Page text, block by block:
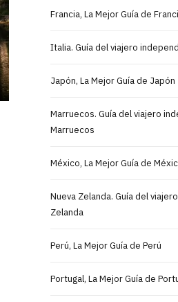
Francia, La Mejor Guía de
Italia. Guía del viajero
Japón, La Mejor Guía de Japón
Marruecos. Guía del viajero
Marruecos
México, La Mejor Guía de
Nueva Zelanda. Guía del
Zelanda
Perú, La Mejor Guía de Perú
Portugal, La Mejor Guía de